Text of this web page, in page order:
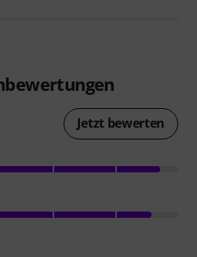
Jetzt bewerten